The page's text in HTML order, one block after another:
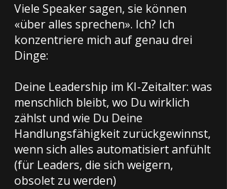
Viele Speaker sagen, sie können
«über alles sprechen». Ich? Ich
konzentriere mich auf genau drei
Dinge:
Deine Leadership im KI-Zeitalter: was
menschlich bleibt, wo Du wirklich
zählst und wie Du Deine
Handlungsfähigkeit zurückgewinnst,
wenn sich alles automatisiert anfühlt
(für Leaders, die sich weigern,
obsolet zu werden)